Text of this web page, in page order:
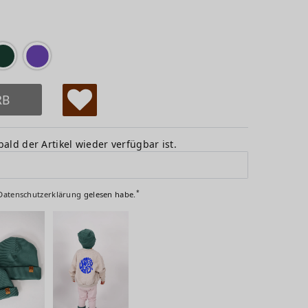
W
u
ns
ch
lis
te
der Artikel wieder verfügbar ist.
gelesen habe.*